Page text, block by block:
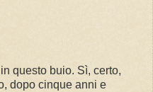
questo buio. Sì, certo,
dopo cinque anni e